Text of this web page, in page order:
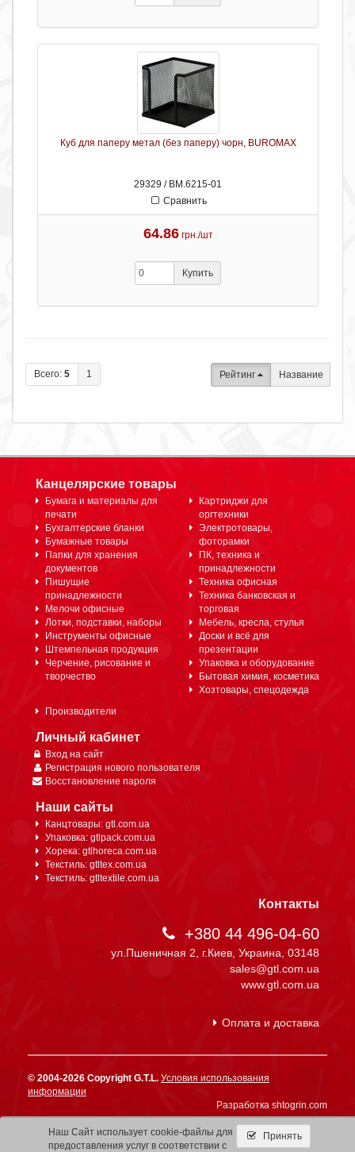
Куб для паперу метал (без паперу) чорн, BUROMAX
29329 / ВМ.6215-01
Сравнить
64.86 грн./шт
Купить
Всего: 5 1 Рейтинг Название
Канцелярские товары
Бумага и материалы для
печати
Бухгалтерские бланки
Бумажные товары
Папки для хранения
документов
Пишущие
принадлежности
Мелочи офисные
Лотки, подставки, наборы
Инструменты офисные
Штемпельная продукция
Черчение, рисование и
творчество
Картриджи для
оргтехники
Электротовары,
фоторамки
ПК, техника и
принадлежности
Техника офисная
Техника банковская и
торговая
Мебель, кресла, стулья
Доски и всё для
презентации
Упаковка и оборудование
Бытовая химия, косметика
Хозтовары, спецодежда
Производители
Личный кабинет
Вход на сайт
Регистрация нового пользователя
Восстановление пароля
Наши сайты
Канцтовары: gtl.com.ua
Упаковка: gtlpack.com.ua
Хорека: gtlhoreca.com.ua
Текстиль: gtltex.com.ua
Текстиль: gtltextile.com.ua
Контакты
+380 44 496-04-60
ул.Пшеничная 2, г.Киев, Украина, 03148
sales@gtl.com.ua
www.gtl.com.ua
Оплата и доставка
© 2004-2026 Copyright G.T.L. Условия использования
информации
Разработка shtogrin.com
Принять
Наш Сайт использует cookie-файлы для
предоставления услуг в соответствии с